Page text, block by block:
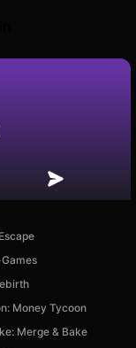
Money Tycoon
Merge & Bake